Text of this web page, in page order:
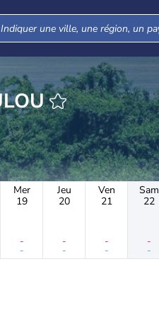
Mer
19
-
-
Jeu
20
-
-
Ven
21
-
-
Sam
22
-
-